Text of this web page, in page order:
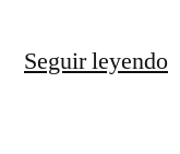
Seguir leyendo